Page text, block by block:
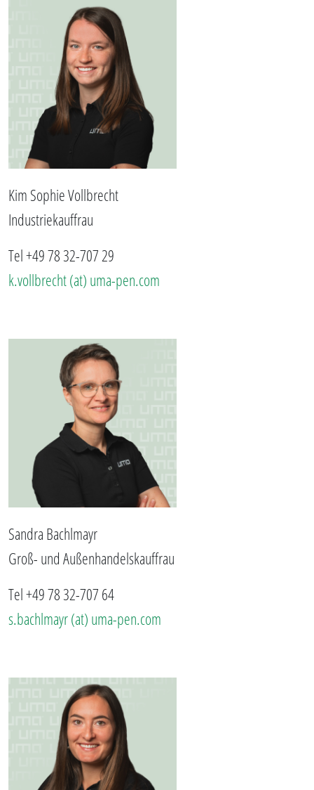
Kim Sophie Vollbrecht
Industriekauffrau
Tel +49 78 32-707 29
k.vollbrecht (at) uma-pen.com
Sandra Bachlmayr
Groß- und Außenhandelskauffrau
Tel +49 78 32-707 64
s.bachlmayr (at) uma-pen.com